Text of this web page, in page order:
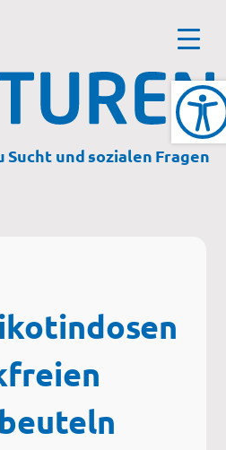
Sucht und sozialen Fragen